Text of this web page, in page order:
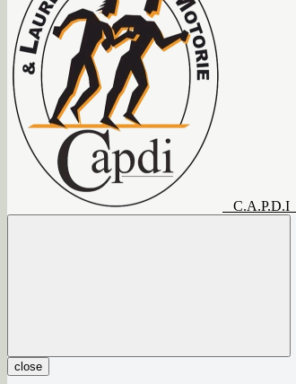
C.A.P.D.I
close